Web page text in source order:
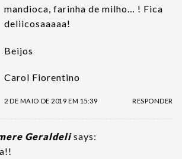
mandioca, farinha de milho… ! Fica
deliicosaaaaa!
Beijos
Carol Fiorentino
2 DE MAIO DE 2019 EM 15:39 RESPONDER
Geraldeli says: